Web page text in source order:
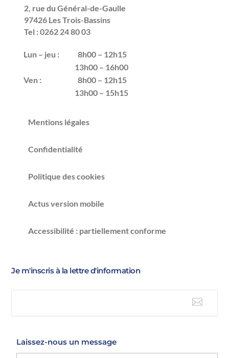
2, rue du Général-de-Gaulle
97426 Les Trois-Bassins
Tel : 0262 24 80 03
Lun – jeu :
8h00 – 12h15
13h00 – 16h00
Ven :
8h00 – 12h15
13h00 – 15h15
Mentions légales
Confidentialité
Politique des cookies
Actus version mobile
Accessibilité : partiellement conforme
Je m'inscris à la lettre d'information

Laissez-nous un message